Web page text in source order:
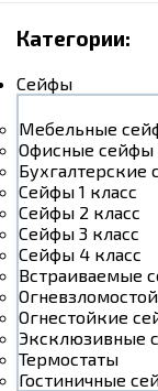
Категории:
Сейфы
Мебельные
Офисные сейфы
Бухгалтерские
Сейфы 1 класс
Сейфы 2 класс
Сейфы 3 класс
Сейфы 4 класс
Встраиваемые
Огнестойкие
Эксклюзивные
Термостаты
Гостиничные